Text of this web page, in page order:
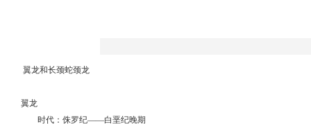
翼龙和长颈蛇颈龙
翼龙
时代：侏罗纪——白垩纪晚期